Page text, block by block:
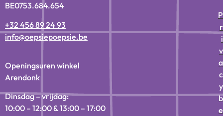
BE0753.684.654
+32 456 89 24 93
info@oepsiepoepsie.be
Openingsuren winkel
Arendonk
Dinsdag – vrijdag:
10:00 – 12:00 & 13:00 – 17:00
P
r
i
v
a
c
y
b
e